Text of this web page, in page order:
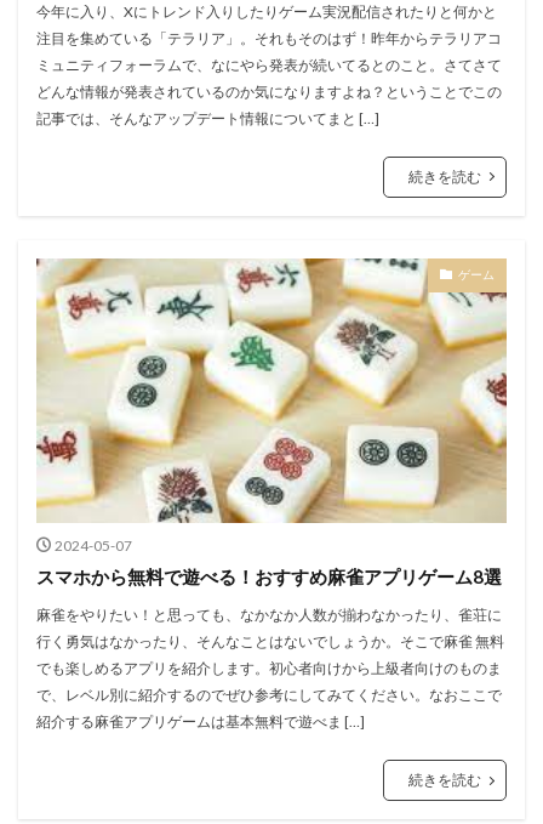
今年に入り、Xにトレンド入りしたりゲーム実況配信されたりと何かと
注目を集めている「テラリア」。それもそのはず！昨年からテラリアコ
ミュニティフォーラムで、なにやら発表が続いてるとのこと。さてさて
どんな情報が発表されているのか気になりますよね？ということでこの
記事では、そんなアップデート情報についてまと […]
続きを読む
ゲーム
2024-05-07
スマホから無料で遊べる！おすすめ麻雀アプリゲーム8選
麻雀をやりたい！と思っても、なかなか人数が揃わなかったり、雀荘に
行く勇気はなかったり、そんなことはないでしょうか。そこで麻雀 無料
でも楽しめるアプリを紹介します。初心者向けから上級者向けのものま
で、レベル別に紹介するのでぜひ参考にしてみてください。なおここで
紹介する麻雀アプリゲームは基本無料で遊べま […]
続きを読む